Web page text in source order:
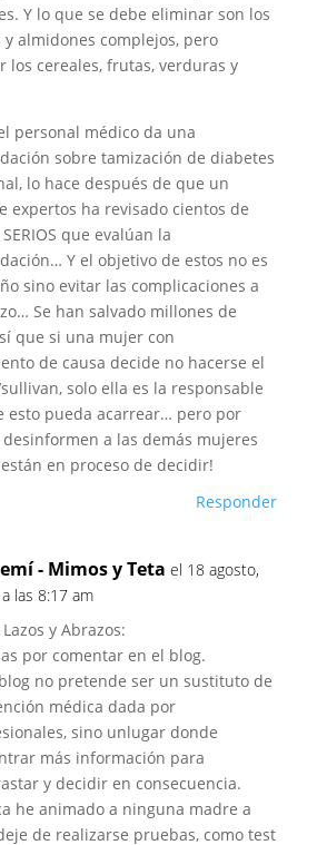
Y lo que se debe eliminar son los
y almidones complejos, pero
los cereales, frutas, verduras y
personal médico da una
sobre tamización de diabetes
lo hace después de que un
expertos ha revisado cientos de
que evalúan la
Y el objetivo de estos no es
sino evitar las complicaciones a
Se han salvado millones de
que si una mujer con
de causa decide no hacerse el
solo ella es la responsable
esto pueda acarrear… pero por
a las demás mujeres
en proceso de decidir!
Responder
- Mimos y Teta el 18 agosto,
las 8:17 am
y Abrazos:
por comentar en el blog.
no pretende ser un sustituto de
médica dada por
sino unlugar donde
más información para
y decidir en consecuencia.
he animado a ninguna madre a
de realizarse pruebas, como test